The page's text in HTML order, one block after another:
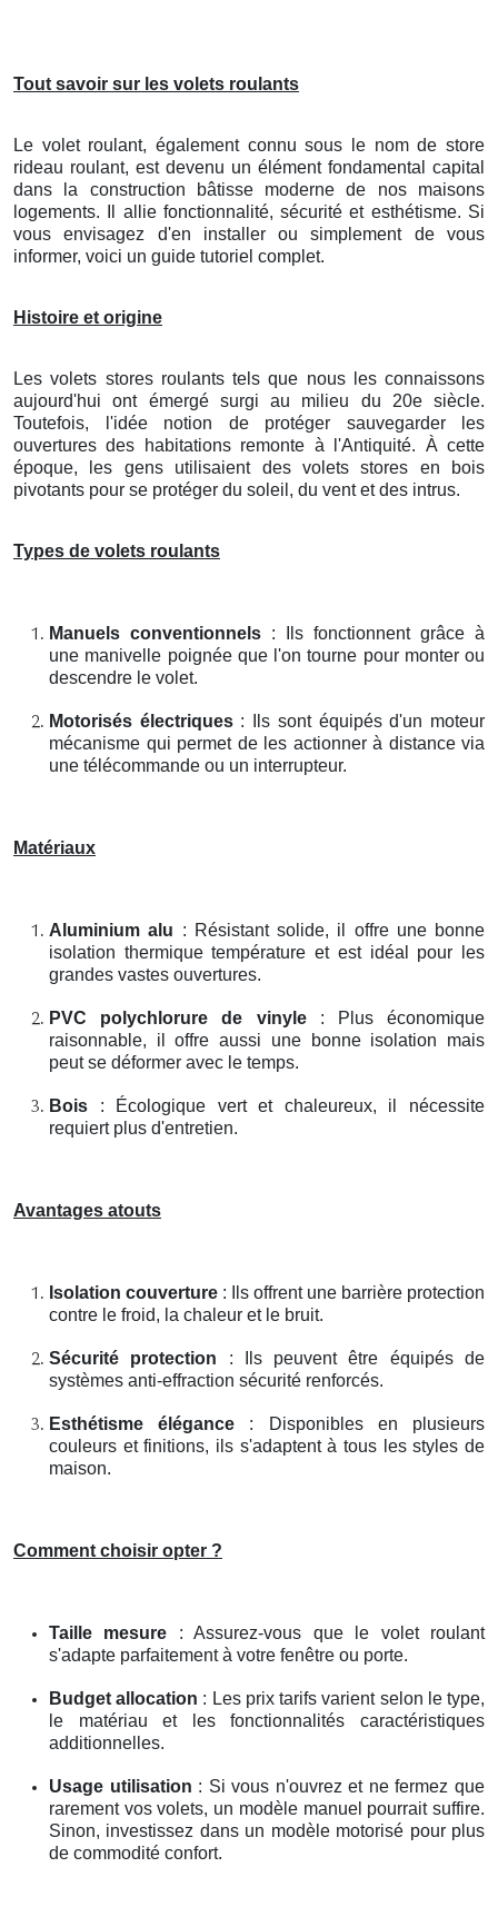
Tout savoir sur les volets roulants
Le volet roulant, également connu sous le nom de store
rideau roulant, est devenu un élément fondamental capital
dans la construction bâtisse moderne de nos maisons
logements. Il allie fonctionnalité, sécurité et esthétisme. Si
vous envisagez d'en installer ou simplement de vous
informer, voici un guide tutoriel complet.
Histoire et origine
Les volets stores roulants tels que nous les connaissons
aujourd'hui ont émergé surgi au milieu du 20e siècle.
Toutefois, l'idée notion de protéger sauvegarder les
ouvertures des habitations remonte à l'Antiquité. À cette
époque, les gens utilisaient des volets stores en bois
pivotants pour se protéger du soleil, du vent et des intrus.
Types de volets roulants
Manuels conventionnels : Ils fonctionnent grâce à
une manivelle poignée que l'on tourne pour monter ou
descendre le volet.
Motorisés électriques: Ils sont équipés d'un moteur
mécanisme qui permet de les actionner à distance via
une télécommande ou un interrupteur.
Matériaux
Aluminium alu : Résistant solide, il offre une bonne
isolation thermique température et est idéal pour les
grandes vastes ouvertures.
PVC polychlorure de vinyle: Plus économique
raisonnable, il offre aussi une bonne isolation mais
peut se déformer avec le temps.
Bois : Écologique vert et chaleureux, il nécessite
requiert plus d'entretien.
Avantages atouts
Isolation couverture : Ils offrent une barrière protection
contre le froid, la chaleur et le bruit.
Sécurité protection : Ils peuvent être équipés de
systèmes anti-effraction sécurité renforcés.
Esthétisme élégance : Disponibles en plusieurs
couleurs et finitions, ils s'adaptent à tous les styles de
maison.
Comment choisir opter ?
Taille mesure : Assurez-vous que le volet roulant
s'adapte parfaitement à votre fenêtre ou porte.
Budget allocation : Les prix tarifs varient selon le type,
le matériau et les fonctionnalités caractéristiques
additionnelles.
Usage utilisation : Si vous n'ouvrez et ne fermez que
rarement vos volets, un modèle manuel pourrait suffire.
Sinon, investissez dans un modèle motorisé pour plus
de commodité confort.